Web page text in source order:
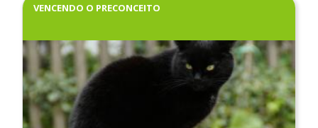
VENCENDO O PRECONCEITO